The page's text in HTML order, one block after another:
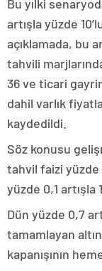
Bu yılki
artışla yüzde
açıklamada, bu
tahvili
36 ve ticari
dahil varlık
kaydedildi.
Söz konusu
tahvil faizi yüzde
yüzde 0,1
Dün yüzde 0,7
tamamlayan
kapanışının